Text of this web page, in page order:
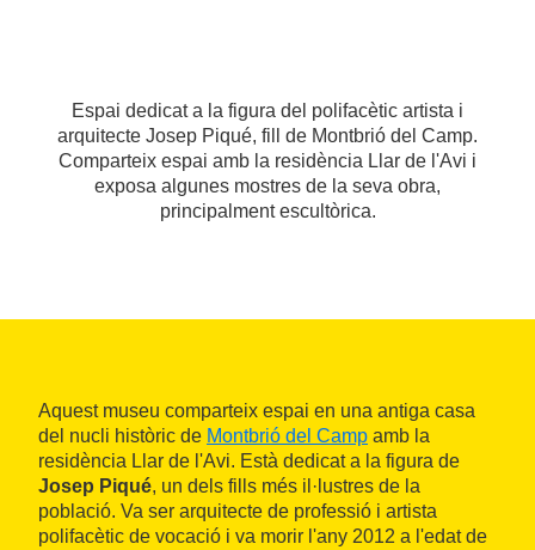
Espai dedicat a la figura del polifacètic artista i
arquitecte Josep Piqué, fill de Montbrió del Camp.
Comparteix espai amb la residència Llar de l'Avi i
exposa algunes mostres de la seva obra,
principalment escultòrica.
Aquest museu comparteix espai en una antiga casa
del nucli històric de Montbrió del Camp amb la
residència Llar de l'Avi. Està dedicat a la figura de
Josep Piqué, un dels fills més il·lustres de la
població. Va ser arquitecte de professió i artista
polifacètic de vocació i va morir l'any 2012 a l'edat de